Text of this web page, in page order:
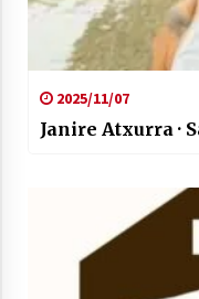
2025/11/07
Janire Atxurra ·